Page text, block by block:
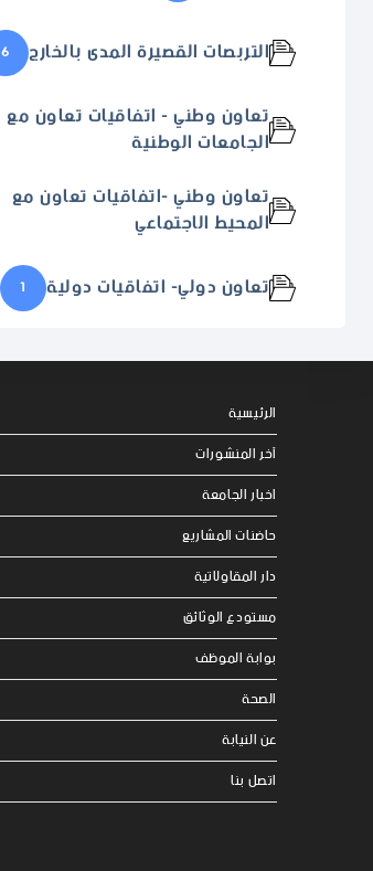
التربصات القصيرة المدى بالخارج 6
تعاون وطني - اتفاقيات تعاون مع
الجامعات الوطنية
تعاون وطني -اتفاقيات تعاون مع
المحيط الاجتماعي
تعاون دولي- اتفاقيات دولية 1
الرئيسية
آخر المنشورات
اخبار الجامعة
حاضنات المشاريع
دار المقاولاتية
مستودع الوثائق
بوابة الموظف
الصحة
عن النيابة
اتصل بنا